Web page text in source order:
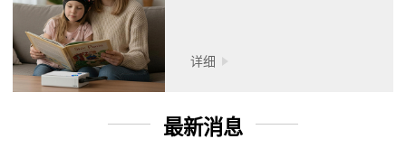
详细
最新消息